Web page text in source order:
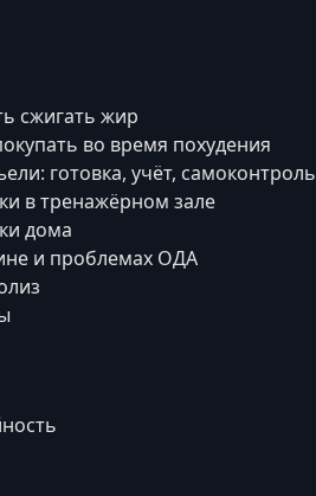
сжигать жир
во время похудения
готовка, учёт, самоконтроль
в тренажёрном зале
дома
и проблемах ОДА